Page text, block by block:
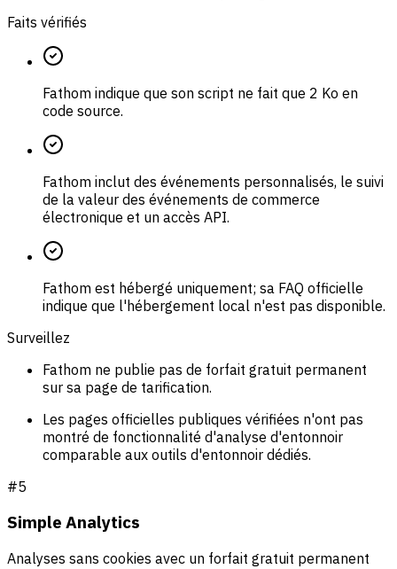
Faits vérifiés
Fathom indique que son script ne fait que 2 Ko en
code source.
Fathom inclut des événements personnalisés, le suivi
de la valeur des événements de commerce
électronique et un accès API.
Fathom est hébergé uniquement; sa FAQ officielle
indique que l'hébergement local n'est pas disponible.
Surveillez
Fathom ne publie pas de forfait gratuit permanent
sur sa page de tarification.
Les pages officielles publiques vérifiées n'ont pas
montré de fonctionnalité d'analyse d'entonnoir
comparable aux outils d'entonnoir dédiés.
#5
Simple Analytics
Analyses sans cookies avec un forfait gratuit permanent